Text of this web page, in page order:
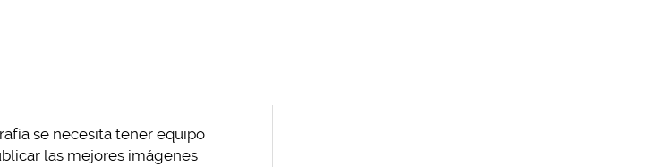
se necesita tener equipo
las mejores imágenes